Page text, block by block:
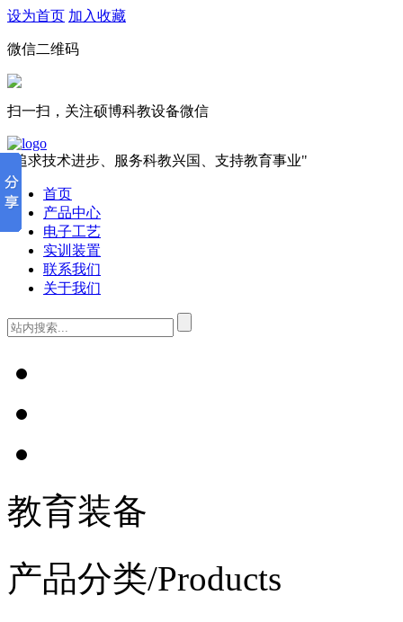
设为首页 加入收藏
微信二维码
扫一扫，关注硕博科教设备微信
"追求技术进步、服务科教兴国、支持教育事业"
首页
产品中心
电子工艺
实训装置
联系我们
关于我们
教育装备
产品分类/Products